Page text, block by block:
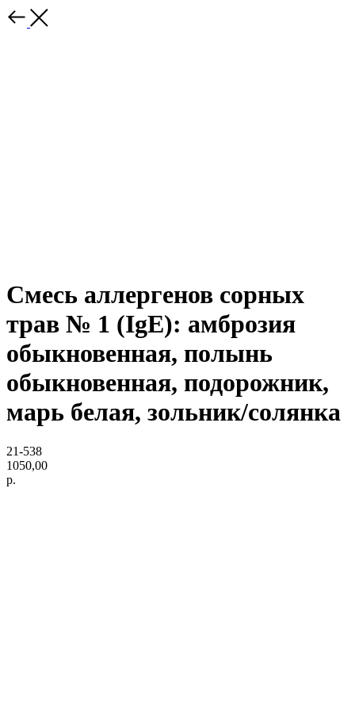
Смесь аллергенов сорных
трав № 1 (IgE): амброзия
обыкновенная, полынь
обыкновенная, подорожник,
марь белая, зольник/cолянка
21-538
1050,00
р.